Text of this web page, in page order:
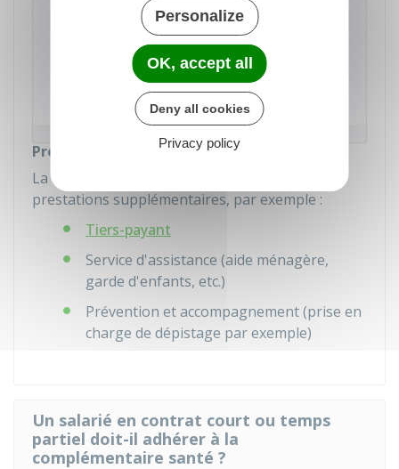
janvier 2022, les contrats
responsables prévoient l'acceptation par les
complémentaires de la pratique du
(dispense d'avance de frais) sur les
équipements et les soins du panier
(optique, dentaire et audiologie).
Prestations supplémentaires
La complémentaire santé peut proposer des
prestations supplémentaires, par exemple :
Tiers-payant
Service d'assistance (aide ménagère,
garde d'enfants, etc.)
Prévention et accompagnement (prise en
charge de dépistage par exemple)
Un salarié en contrat court ou temps
partiel doit-il adhérer à la
complémentaire santé ?
Personalize
OK, accept all
Deny all cookies
Privacy policy